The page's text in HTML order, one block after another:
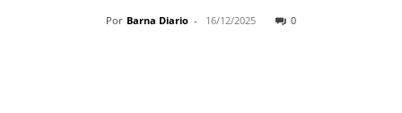
Por Barna Diario - 16/12/2025 0